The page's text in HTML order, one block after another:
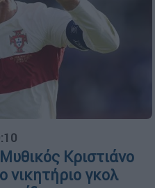
Κριστιάνο
νικητήριο γκολ